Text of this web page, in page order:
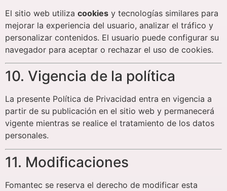
El sitio web utiliza cookies y tecnologías similares para
mejorar la experiencia del usuario, analizar el tráfico y
personalizar contenidos. El usuario puede configurar su
navegador para aceptar o rechazar el uso de cookies.
10. Vigencia de la política
La presente Política de Privacidad entra en vigencia a
partir de su publicación en el sitio web y permanecerá
vigente mientras se realice el tratamiento de los datos
personales.
11. Modificaciones
Fomantec se reserva el derecho de modificar esta